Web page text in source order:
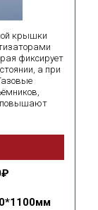
крышки
фиксирует
а при
повышают